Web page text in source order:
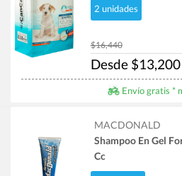
2 unidades
$16,440
Desde $13,200
Envío gratis *
MACDONALD
Shampoo En Gel
Cc